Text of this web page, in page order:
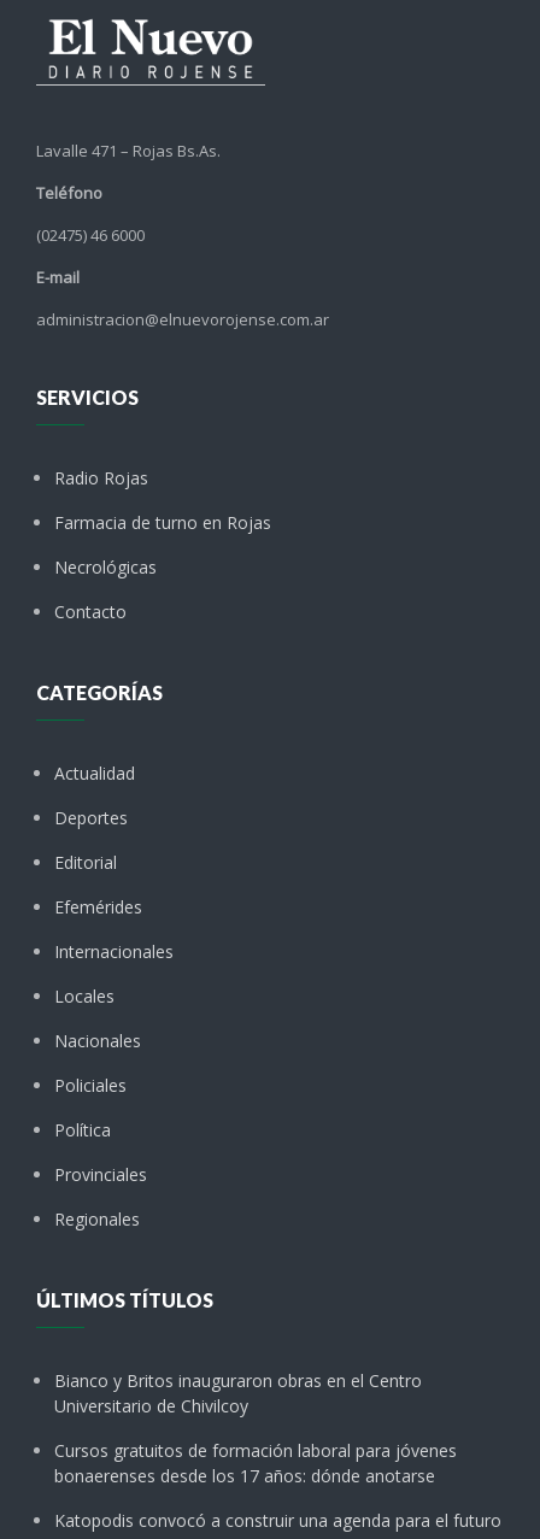
Lavalle 471 – Rojas Bs.As.
Teléfono
(02475) 46 6000
E-mail
administracion@elnuevorojense.com.ar
SERVICIOS
Radio Rojas
Farmacia de turno en Rojas
Necrológicas
Contacto
CATEGORÍAS
Actualidad
Deportes
Editorial
Efemérides
Internacionales
Locales
Nacionales
Policiales
Política
Provinciales
Regionales
ÚLTIMOS TÍTULOS
Bianco y Britos inauguraron obras en el Centro
Universitario de Chivilcoy
Cursos gratuitos de formación laboral para jóvenes
bonaerenses desde los 17 años: dónde anotarse
Katopodis convocó a construir una agenda para el futuro